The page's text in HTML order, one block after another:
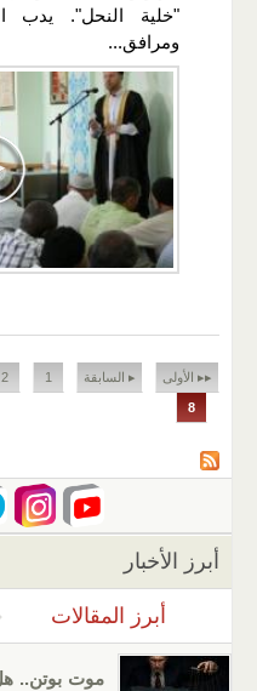
"خلية النحل". يدب
ومرافق...
الصفحات
▸▸ الأولى ▸ السابقة 1
2
8
أبرز الأخبار
أبرز المقالات
موت بوتن..